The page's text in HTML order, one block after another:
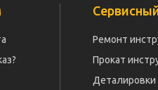
Ремонт
Прокат
Деталировки